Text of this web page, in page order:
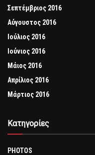
Σεπτέμβριος 2016
Αύγουστος 2016
Ιούλιος 2016
Ιούνιος 2016
Μάιος 2016
Απρίλιος 2016
Μάρτιος 2016
Kατηγορίες
PHOTOS